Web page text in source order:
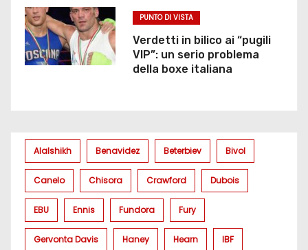
PUNTO DI VISTA
Verdetti in bilico ai “pugili
VIP”: un serio problema
della boxe italiana
Alalshikh Benavidez Beterbiev Bivol
Canelo Chisora Crawford Dubois
EBU Ennis Fundora Fury
Gervonta Davis Haney Hearn IBF